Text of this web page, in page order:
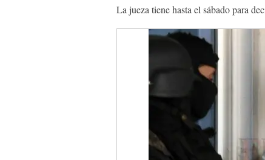
La jueza tiene hasta el sábado para